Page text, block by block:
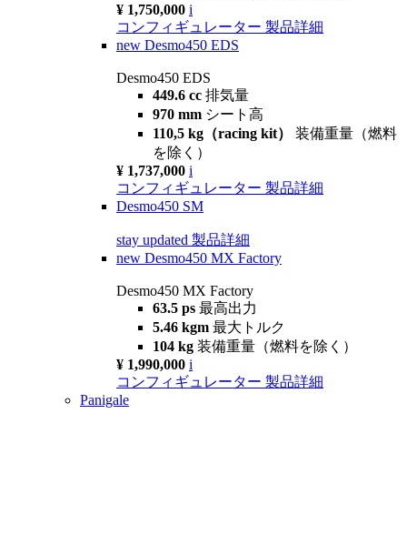
¥ 1,750,000 i
コンフィギュレーター 製品詳細
new Desmo450 EDS
Desmo450 EDS
449.6 cc 排気量
970 mm シート高
110,5 kg（racing kit） 装備重量（燃料
を除く）
¥ 1,737,000 i
コンフィギュレーター 製品詳細
Desmo450 SM
stay updated 製品詳細
new Desmo450 MX Factory
Desmo450 MX Factory
63.5 ps 最高出力
5.46 kgm 最大トルク
104 kg 装備重量（燃料を除く）
¥ 1,990,000 i
コンフィギュレーター 製品詳細
Panigale